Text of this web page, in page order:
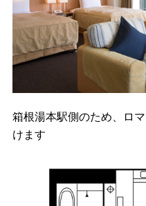
箱根湯本駅側のため、ロ
けます